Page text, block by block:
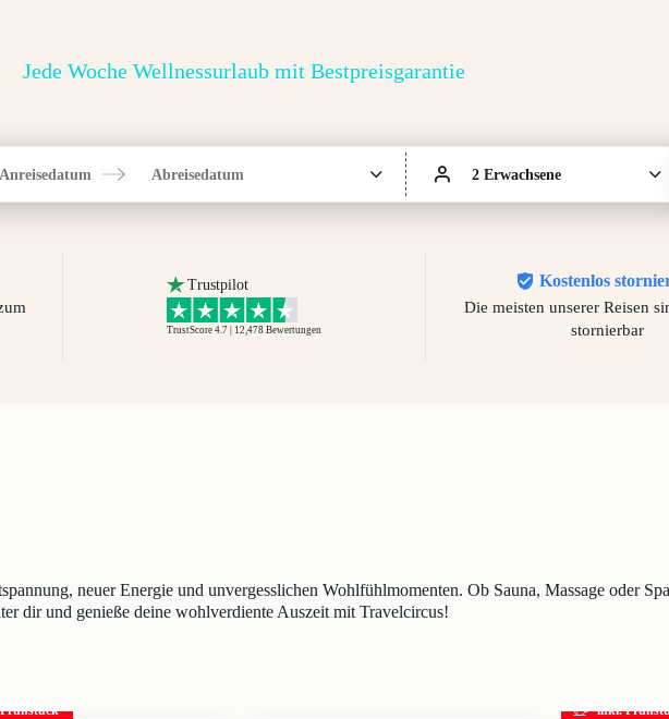
Jede Woche Wellnessurlaub mit Bestpreisgarantie
Anreisedatum Abreisedatum 2 Erwachsene
Trustpilot
TrustScore 4.7 | 12,478 Bewertungen
Kostenlos
Die meisten unserer Reisen
stornierbar
neuer Energie und unvergesslichen Wohlfühlmomenten. Ob Sauna, Massage oder
dir und genieße deine wohlverdiente Auszeit mit Travelcircus!
inkl.